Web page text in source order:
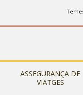
ASSEGURANÇA DE
VIATGES